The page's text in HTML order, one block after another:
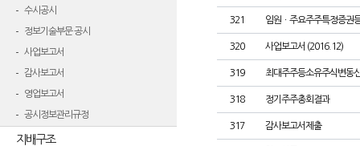
수시공시
정보기술부문 공시
사업보고서
감사보고서
영업보고서
공시정보관리규정
지배구조
321 임원ㆍ주요주주특정증권
320 사업보고서 (2016.12)
319 최대주주등소유주식변동
318 정기주주총회결과
317 감사보고서제출